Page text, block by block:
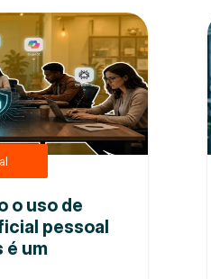
o uso de
pessoal
é um